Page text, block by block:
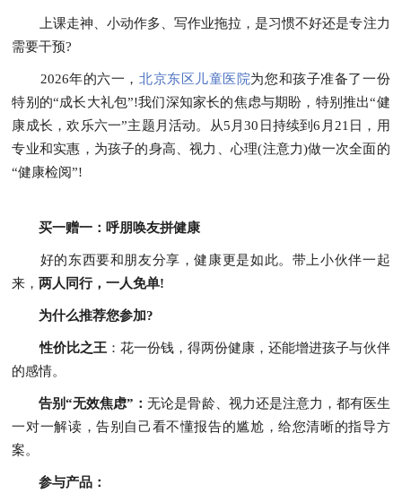
上课走神、小动作多、写作业拖拉，是习惯不好还是专注力
需要干预?
2026年的六一， 北京东区儿童医院为您和孩子准备了一份
特别的“成长大礼包”!我们深知家长的焦虑与期盼，特别推出“健
康成长，欢乐六一”主题月活动。从5月30日持续到6月21日，用
专业和实惠，为孩子的身高、视力、心理(注意力)做一次全面的
“健康检阅”!
买一赠一：呼朋唤友拼健康
好的东西要和朋友分享，健康更是如此。带上小伙伴一起
来，两人同行，一人免单!
为什么推荐您参加?
性价比之王：花一份钱，得两份健康，还能增进孩子与伙伴
的感情。
告别“无效焦虑”：无论是骨龄、视力还是注意力，都有医生
一对一解读，告别自己看不懂报告的尴尬，给您清晰的指导方
案。
参与产品：